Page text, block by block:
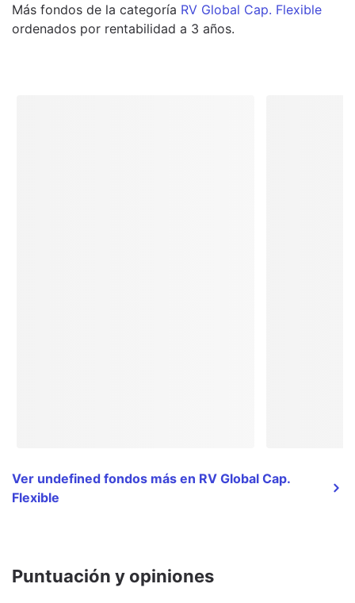
Más fondos de la categoría RV Global Cap. Flexible
ordenados por rentabilidad a 3 años.
Ver undefined fondos más en RV Global Cap.
Flexible
Puntuación y opiniones